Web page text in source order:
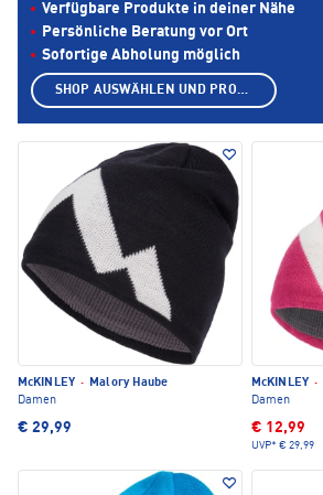
McKINLEY · Malory Haube
Damen
€ 29,99
McKINLEY ·
Damen
€ 12,99
UVP* € 29,99
Verfügbare Produkte in deiner Nähe
Persönliche Beratung vor Ort
Sofortige Abholung möglich
SHOP AUSWÄHLEN UND PRODUKTE ANZEIGEN